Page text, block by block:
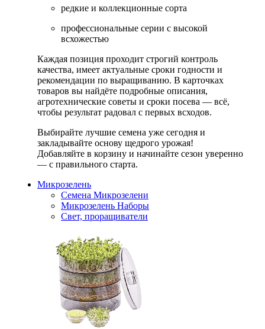
редкие и коллекционные сорта
профессиональные серии с высокой
всхожестью
Каждая позиция проходит строгий контроль
качества, имеет актуальные сроки годности и
рекомендации по выращиванию. В карточках
товаров вы найдёте подробные описания,
агротехнические советы и сроки посева — всё,
чтобы результат радовал с первых всходов.
Выбирайте лучшие семена уже сегодня и
закладывайте основу щедрого урожая!
Добавляйте в корзину и начинайте сезон уверенно
— с правильного старта.
Микрозелень
Семена Микрозелени
Микрозелень Наборы
Свет, проращиватели